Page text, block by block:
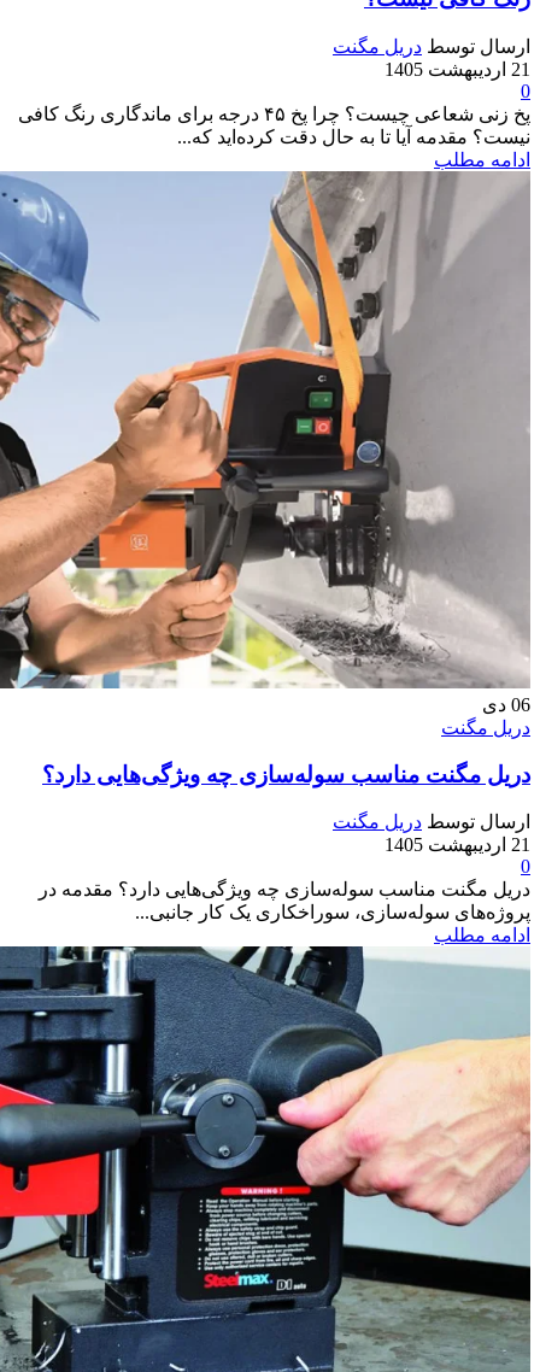
ارسال توسط دریل مگنت
21 اردیبهشت 1405
0
پخ زنی شعاعی چیست؟ چرا پخ ۴۵ درجه برای ماندگاری رنگ کافی
نیست؟ مقدمه آیا تا به حال دقت کرده‌اید که...
ادامه مطلب
06 دی
دریل مگنت
دریل مگنت مناسب سوله‌سازی چه ویژگی‌هایی دارد؟
ارسال توسط دریل مگنت
21 اردیبهشت 1405
0
دریل مگنت مناسب سوله‌سازی چه ویژگی‌هایی دارد؟ مقدمه در
پروژه‌های سوله‌سازی، سوراخکاری یک کار جانبی...
ادامه مطلب